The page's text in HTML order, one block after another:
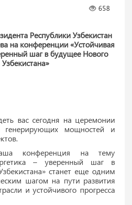
658
Республики Узбекистан
на конференции «Устойчивая
шаг в будущее Нового
Узбекистана»
вас сегодня на церемонии
генерирующих мощностей и
конференция на тему
– уверенный шаг в
станет еще одним
шагом на пути развития
и устойчивого прогресса